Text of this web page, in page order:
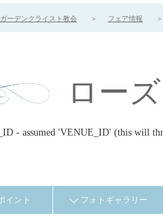
ーデンクライスト教会 フェア情報
ロー
- assumed 'VENUE_ID' (this will
イント フォトギャラリー